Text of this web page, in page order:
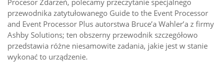
Procesor Zdarzeń, polecamy przeczytanie specjalnego
przewodnika zatytułowanego Guide to the Event Processor
and Event Processor Plus autorstwa Bruce’a Wahler’a z firmy
Ashby Solutions; ten obszerny przewodnik szczegółowo
przedstawia różne niesamowite zadania, jakie jest w stanie
wykonać to urządzenie.